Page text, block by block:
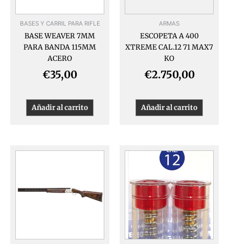
BASES Y CARRIL PARA RIFLE
BASE WEAVER 7MM
PARA BANDA 115MM
ACERO
€35,00
Añadir al carrito
ARMAS
ESCOPETA A 400
XTREME CAL.12 71 MAX7
KO
€2.750,00
Añadir al carrito